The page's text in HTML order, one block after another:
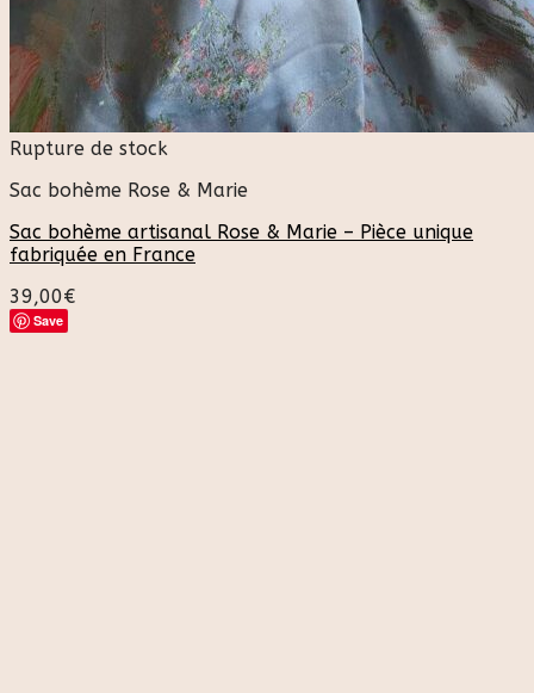
Rupture de stock
Sac bohème Rose & Marie
Sac bohème artisanal Rose & Marie – Pièce unique
fabriquée en France
39,00€
Save